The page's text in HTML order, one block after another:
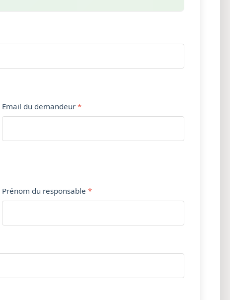
Email du demandeur
Prénom du responsable